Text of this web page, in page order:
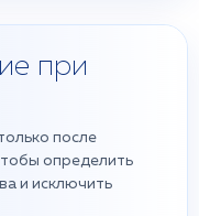
при
после
определить
и исключить